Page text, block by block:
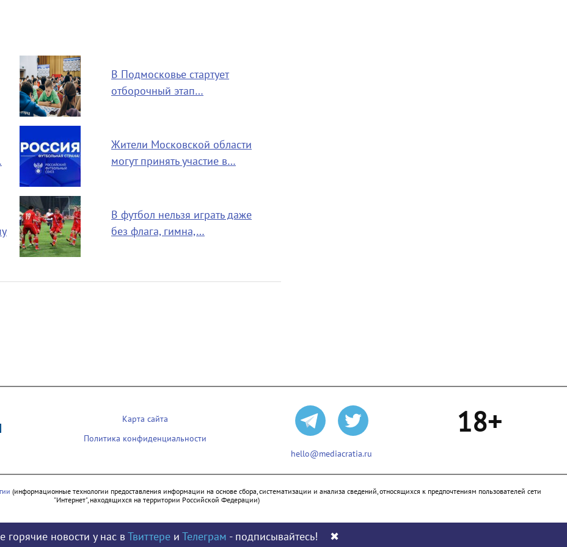
В Подмосковье стартует
отборочный этап…
Жители Московской области
могут принять участие в…
В футбол нельзя играть даже
без флага, гимна,…
Карта сайта
Политика конфиденциальности
hello@mediacratia.ru
18+
(информационные технологии предоставления информации на основе сбора, систематизации и анализа сведений, относящихся к предпочтениям пользователей сети
"Интернет", находящихся на территории Российской Федерации)
© 2009 - 2026
горячие новости у нас в Твиттере и Телеграм - подписывайтесь! ✖